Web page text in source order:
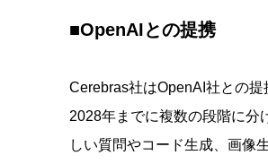
■OpenAIとの提携
Cerebras社はOpenAI社との提
2028年までに複数の段階に分
しい質問やコード生成、画像